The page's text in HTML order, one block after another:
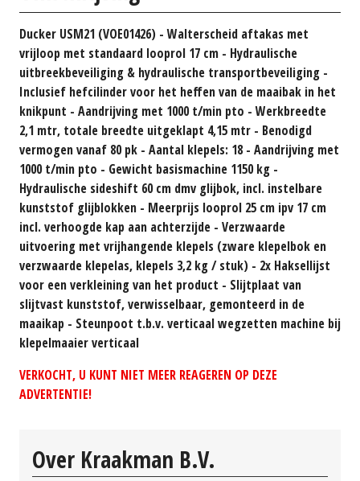
Ducker USM21 (VOE01426) - Walterscheid aftakas met
vrijloop met standaard looprol 17 cm - Hydraulische
uitbreekbeveiliging & hydraulische transportbeveiliging -
Inclusief hefcilinder voor het heffen van de maaibak in het
knikpunt - Aandrijving met 1000 t/min pto - Werkbreedte
2,1 mtr, totale breedte uitgeklapt 4,15 mtr - Benodigd
vermogen vanaf 80 pk - Aantal klepels: 18 - Aandrijving met
1000 t/min pto - Gewicht basismachine 1150 kg -
Hydraulische sideshift 60 cm dmv glijbok, incl. instelbare
kunststof glijblokken - Meerprijs looprol 25 cm ipv 17 cm
incl. verhoogde kap aan achterzijde - Verzwaarde
uitvoering met vrijhangende klepels (zware klepelbok en
verzwaarde klepelas, klepels 3,2 kg / stuk) - 2x Haksellijst
voor een verkleining van het product - Slijtplaat van
slijtvast kunststof, verwisselbaar, gemonteerd in de
maaikap - Steunpoot t.b.v. verticaal wegzetten machine bij
klepelmaaier verticaal
VERKOCHT, U KUNT NIET MEER REAGEREN OP DEZE
ADVERTENTIE!
Over Kraakman B.V.